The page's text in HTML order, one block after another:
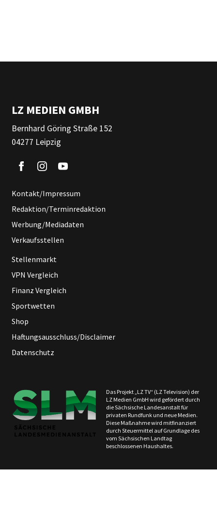
LZ MEDIEN GMBH
Bernhard Göring Straße 152
04277 Leipzig
Kontakt/Impressum
Redaktion/Terminredaktion
Werbung/Mediadaten
Verkaufsstellen
Stellenmarkt
VPN Vergleich
Finanz Vergleich
Sportwetten
Shop
Haftungsausschluss/Disclaimer
Datenschutz
Das Projekt „LZ TV“ (LZ Television) der
LZ Medien GmbH wird gefördert durch
die Sächsische Landesanstalt für
privaten Rundfunk und neue Medien.
Diese Maßnahme wird mitfinanziert
durch Steuermittel auf Grundlage des
vom Sächsischen Landtag
beschlossenen Haushaltes.